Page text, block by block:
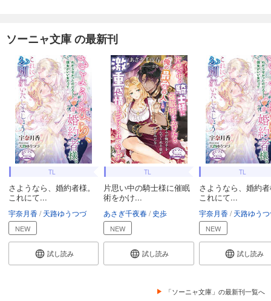
ソーニャ文庫 の最新刊
TL
さようなら、婚約者様。
これにて...
宇奈月香 天路ゆうつづ
NEW
試し読み
TL
片思い中の騎士様に催眠
術をかけ...
あさぎ千夜春 史歩
NEW
試し読み
TL
さようなら、婚約
これにて...
宇奈月香 天路ゆう
NEW
試し読み
「ソーニャ文庫」の最新刊一覧へ